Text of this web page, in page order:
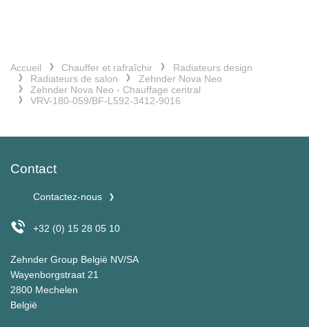
Accueil Chauffer et rafraîchir
Radiateurs design
Radiateurs de salon
Zehnder Nova Neo
Zehnder Nova Neo - Chauffage central
VRV-180-059/BF-L592-3412-9016
Contact
Contactez-nous
+32 (0) 15 28 05 10
Zehnder Group België NV/SA
Wayenborgstraat 21
2800 Mechelen
België